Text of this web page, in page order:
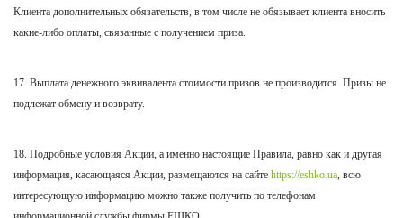
Клиента дополнительных обязательств, в том числе не обязывает клиента вносить
какие-либо оплаты, связанные с получением приза.
17. Выплата денежного эквивалента стоимости призов не производится. Призы не
подлежат обмену и возврату.
18. Подробные условия Акции, а именно настоящие Правила, равно как и другая
информация, касающаяся Акции, размещаются на сайте https://eshko.ua, всю
интересующую информацию можно также получить по телефонам